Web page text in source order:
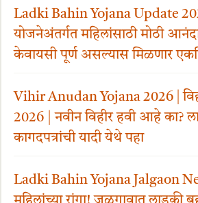
Ladki Bahin Yojana Update
योजनेअंतर्गत महिलांसाठी मोठी
केवायसी पूर्ण असल्यास मिळणार
Vihir Anudan Yojana 2026 |
2026 | नवीन विहीर हवी आहे का?
कागदपत्रांची यादी येथे पहा
Ladki Bahin Yojana Jalgaon